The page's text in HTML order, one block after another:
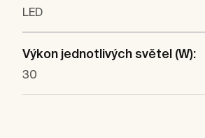
LED
Výkon jednotlivých světel (W):
30